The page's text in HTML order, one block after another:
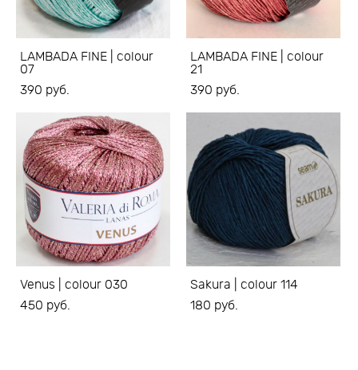
LAMBADA FINE | colour
07
390 pуб.
LAMBADA FINE | colour
21
390 pуб.
Venus | colour 030
450 pуб.
Sakura | colour 114
180 pуб.